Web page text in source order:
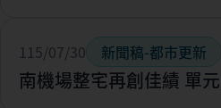
115/07/30 新聞稿-都市更新
南機場整宅再創佳績 單